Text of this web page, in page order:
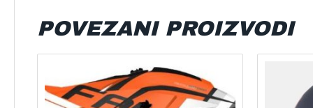
POVEZANI PROIZVODI
proizvod
ima